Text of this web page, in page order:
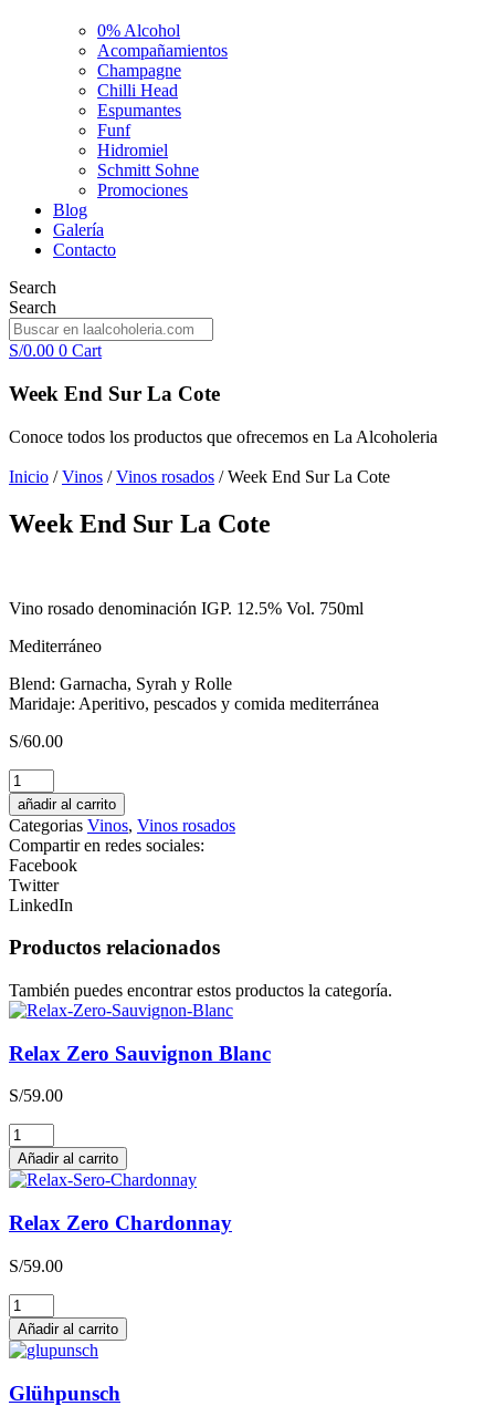
0% Alcohol
Acompañamientos
Champagne
Chilli Head
Espumantes
Funf
Hidromiel
Schmitt Sohne
Promociones
Blog
Galería
Contacto
Search
Search
S/0.00 0 Cart
Week End Sur La Cote
Conoce todos los productos que ofrecemos en La Alcoholeria
Inicio /Vinos /Vinos rosados / Week End Sur La Cote
Week End Sur La Cote
Vino rosado denominación IGP. 12.5% Vol. 750ml
Mediterráneo
Blend: Garnacha, Syrah y Rolle
Maridaje: Aperitivo, pescados y comida mediterránea
S/60.00
Finca
Rotondo
2022
Malbec
Merlot
Cabernet
Sauvignon
cantidad
añadir al carrito
Categorias Vinos, Vinos rosados
Compartir en redes sociales:
Facebook
Twitter
LinkedIn
Productos relacionados
También puedes encontrar estos productos la categoría.
Relax Zero Sauvignon Blanc
S/59.00
Relax
Zero
Sauvignon
Blanc
cantidad
Añadir al carrito
Relax Zero Chardonnay
S/59.00
Relax
Zero
Chardonnay
cantidad
Añadir al carrito
Glühpunsch